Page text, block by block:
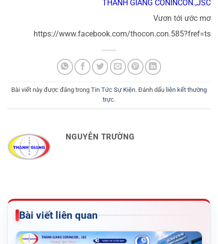
THANH GIANG CONINCON.,JSC
Vươn tới ước mơ
https://www.facebook.com/thocon.con.585?fref=ts
Bài viết này được đăng trong Tin Tức Sự Kiện. Đánh dấu liên kết thường
trực.
NGUYỄN TRƯỜNG
Bài viết liên quan